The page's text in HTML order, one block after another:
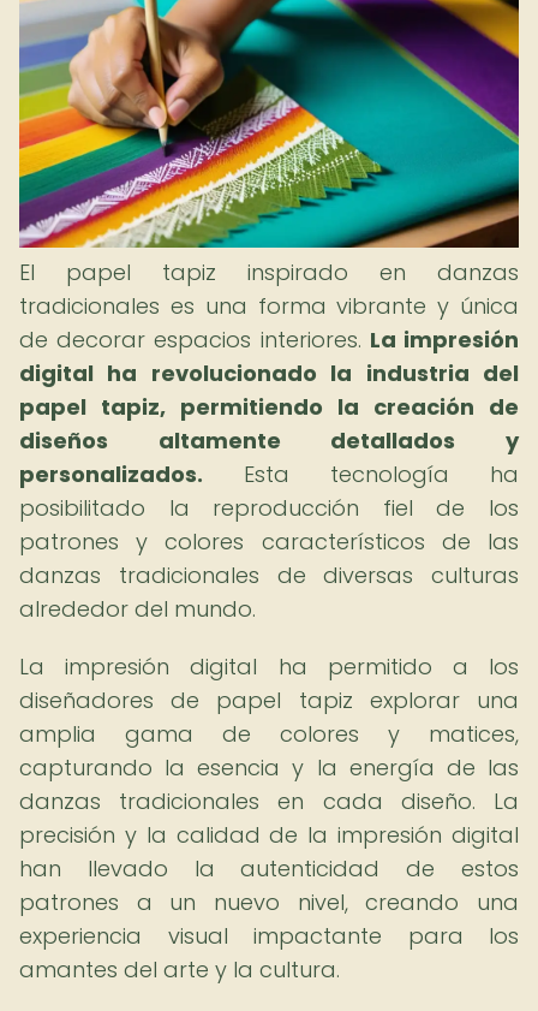
El papel tapiz inspirado en danzas
tradicionales es una forma vibrante y única
de decorar espacios interiores. La impresión
digital ha revolucionado la industria del
papel tapiz, permitiendo la creación de
diseños altamente detallados y
personalizados. Esta tecnología ha
posibilitado la reproducción fiel de los
patrones y colores característicos de las
danzas tradicionales de diversas culturas
alrededor del mundo.
La impresión digital ha permitido a los
diseñadores de papel tapiz explorar una
amplia gama de colores y matices,
capturando la esencia y la energía de las
danzas tradicionales en cada diseño. La
precisión y la calidad de la impresión digital
han llevado la autenticidad de estos
patrones a un nuevo nivel, creando una
experiencia visual impactante para los
amantes del arte y la cultura.